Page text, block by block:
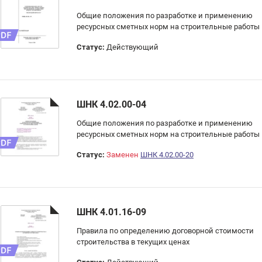
Общие положения по разработке и применению
ресурсных сметных норм на строительные работы
Статус: Действующий
ШНК 4.02.00-04
Общие положения по разработке и применению
ресурсных сметных норм на строительные работы
Статус: Заменен ШНК 4.02.00-20
ШНК 4.01.16-09
Правила по определению договорной стоимости
строительства в текущих ценах